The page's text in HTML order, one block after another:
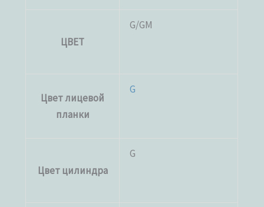
ЦВЕТ
G/GM
Цвет лицевой
планки
G
Цвет цилиндра
G